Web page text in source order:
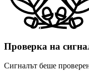
Проверка на
Сигналът беше